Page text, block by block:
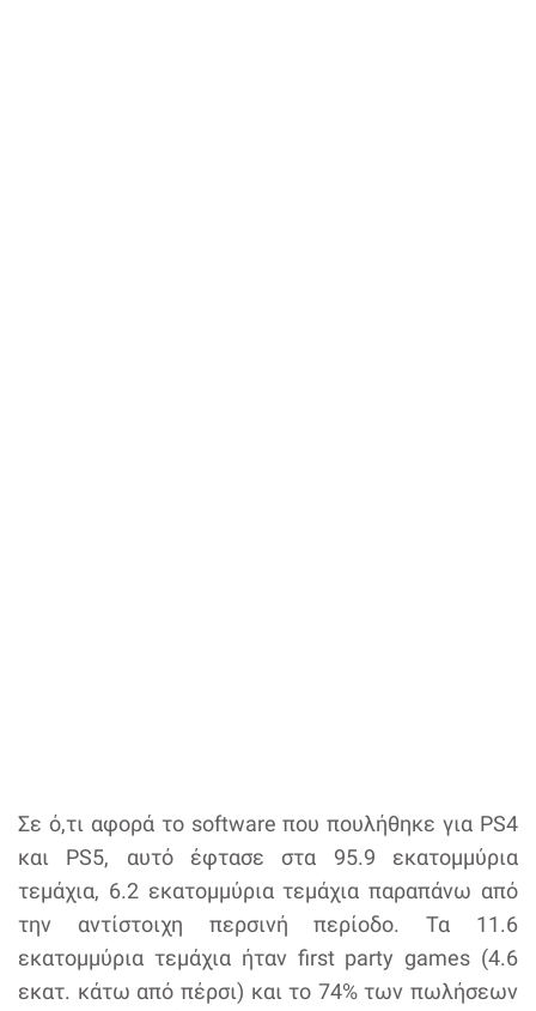
Σε ό,τι αφορά το software που πουλήθηκε για PS4
και PS5, αυτό έφτασε στα 95.9 εκατομμύρια
τεμάχια, 6.2 εκατομμύρια τεμάχια παραπάνω από
την αντίστοιχη περσινή περίοδο. Τα 11.6
εκατομμύρια τεμάχια ήταν first party games (4.6
εκατ. κάτω από πέρσι) και το 74% των πωλήσεων